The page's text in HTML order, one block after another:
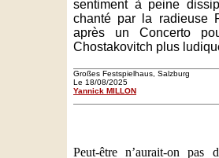
sentiment à peine
chanté par la radieuse
après un Concerto
Chostakovitch plus
Großes Festspielhaus, Salzburg
Le 18/08/2025
Yannick MILLON
Peut-être n’aurait-on pas